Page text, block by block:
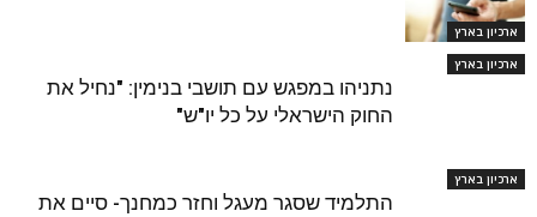
ארכיון בארץ
ארכיון בארץ
נתניהו במפגש עם תושבי בנימין: "נחיל את
החוק הישראלי על כל יו"ש"
ארכיון בארץ
התלמיד שסגר מעגל וחזר כמחנך- סיים את